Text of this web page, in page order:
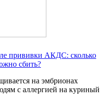
прививки АКДС: сколько
сбить?
на эмбрионах
с аллергией на куриный